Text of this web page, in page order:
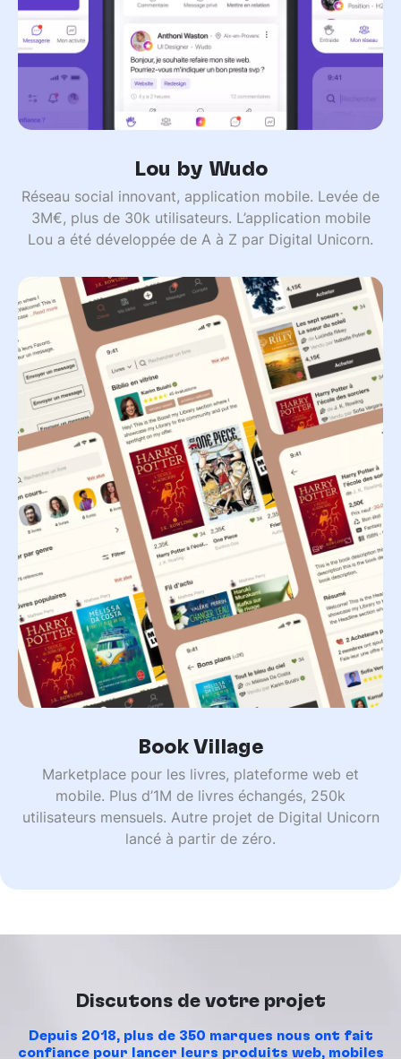
Lou by Wudo
Réseau social innovant, application mobile. Levée de
3M€, plus de 30k utilisateurs. L’application mobile
Lou a été développée de A à Z par Digital Unicorn.
Book Village
Marketplace pour les livres, plateforme web et
mobile. Plus d’1M de livres échangés, 250k
utilisateurs mensuels. Autre projet de Digital Unicorn
lancé à partir de zéro.
Discutons de votre projet
Depuis 2018, plus de 350 marques nous ont fait
confiance pour lancer leurs produits web, mobiles